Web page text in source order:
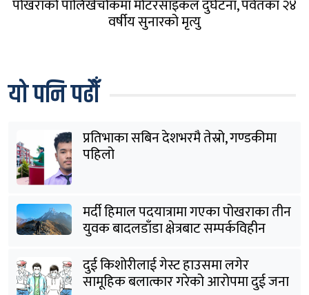
पोखराको पालिखेचोकमा मोटरसाइकल दुर्घटना, पर्वतका २४
वर्षीय सुनारको मृत्यु
यो पनि पढौँ
प्रतिभाका सबिन देशभरमै तेस्रो, गण्डकीमा
पहिलो
मर्दी हिमाल पदयात्रामा गएका पोखराका तीन
युवक बादलडाँडा क्षेत्रबाट सम्पर्कविहीन
दुई किशोरीलाई गेस्ट हाउसमा लगेर
सामूहिक बलात्कार गरेको आरोपमा दुई जना